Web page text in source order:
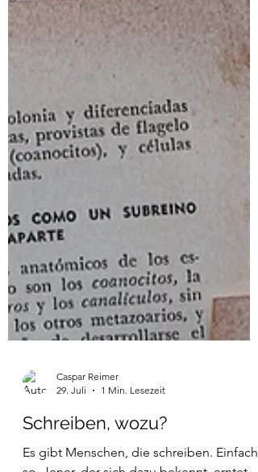
Caspar Reimer
29. Juli
1 Min. Lesezeit
Schreiben, wozu?